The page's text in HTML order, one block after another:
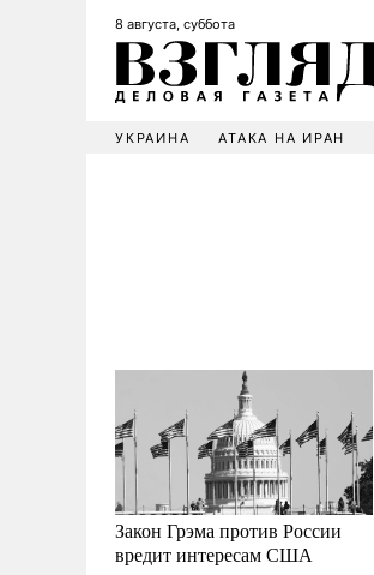
8 августа, суббота
УКРАИНА АТАКА НА ИРАН
Закон Грэма против России
вредит интересам США